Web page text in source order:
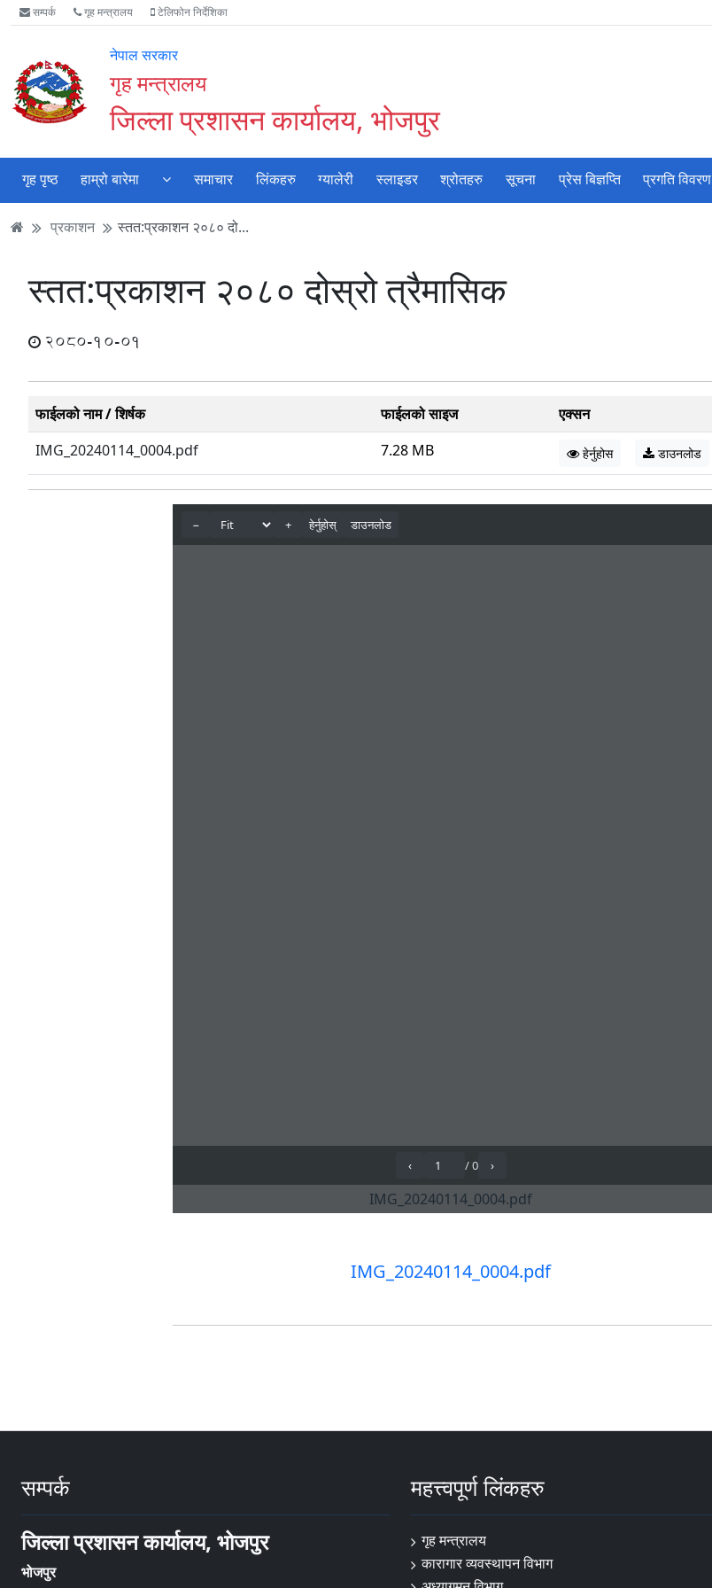
Accessibility
Mode
गर्नुहोस्
मुख्य
सामाग्री
मुख्य
नेभिगेसन
वेबसाइट
खोजमा
सम्पर्क गृह मन्त्रालय टेलिफोन निर्देशिका
नेपाल सरकार
गृह मन्त्रालय
जिल्ला प्रशासन कार्यालय, भोजपुर
गृह पृष्ठ हाम्रो बारेमा समाचार लिंकहरु ग्यालेरी स्लाइडर श्रोतहरु सूचना प्रेस बिज्ञप्ति प्रगति विवरण
प्रकाशन स्तत:प्रकाशन २०८० दो...
स्तत:प्रकाशन २०८० दोस्रो त्रैमासिक
2080-10-01
फाईलको नाम / शिर्षक फाईलको साइज
एक्सन
IMG_20240114_0004.pdf
7.28 MB हेर्नुहोस डाउनलोड
IMG_20240114_0004.pdf
सम्पर्क
जिल्ला प्रशासन कार्यालय, भोजपुर
भोजपुर
महत्त्वपूर्ण लिंकहरु
गृह मन्त्रालय
कारागार व्यवस्थापन विभाग